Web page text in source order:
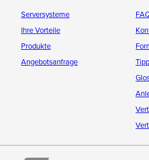
Serversysteme
Ihre Vorteile
Produkte
Angebotsanfrage